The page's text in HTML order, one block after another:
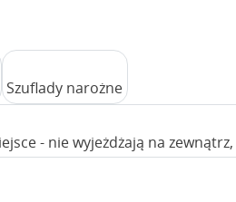
Szuflady narożne
- nie wyjeżdżają na zewnątrz,